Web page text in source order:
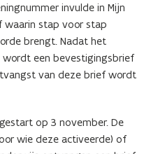
invulde in Mijn
waarin stap voor stap
brengt. Nadat het
wordt een bevestigingsbrief
van deze brief wordt
op 3 november. De
wie deze activeerde) of